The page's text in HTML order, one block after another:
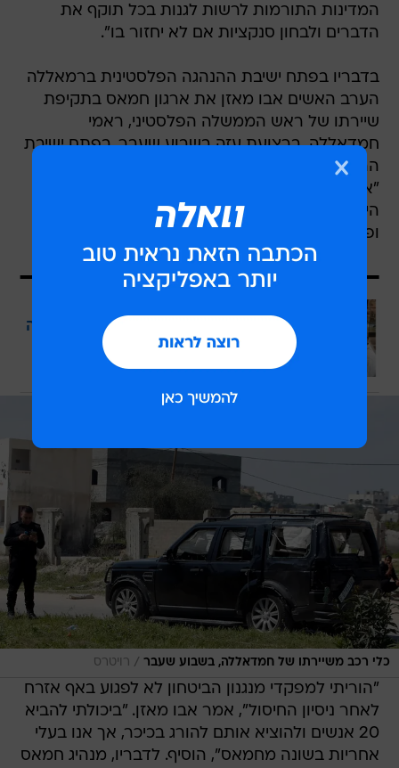
המדינות התורמות לרשות לגנות בכל תוקף את
הדברים ולבחון סנקציות אם לא יחזור בו".
בדבריו בפתח ישיבת ההנהגה הפלסטינית ברמאללה
הערב האשים אבו מאזן את ארגון חמאס בתקיפת
שיירתו של ראש הממשלה הפלסטיני, ראמי
חמדאללה, ברצועת עזה בשבוע שעבר. בפתח ישיבת
ההנהגה הפלסטינית ברמאללה, אמר אבו מאזן כי
"אם ניסיון החיסול של חמדאללה היה מצליח, הדבר
היה מוביל להשלכות הרסניות על העם הפלסטיני
ופותח את הדרך למלחמת אחים".
הצלחה אמיתית: שביעות רצון של למעלה
מ-94% בטיפולי הרזיה
בשיתוף אברהמסון
כלי רכב משיירתו של חמדאללה, בשבוע שעבר / רויטרס
"הוריתי למפקדי מנגנון הביטחון לא לפגוע באף אזרח
לאחר ניסיון החיסול", אמר אבו מאזן. "ביכולתי להביא
20 אנשים ולהוציא אותם להורג בכיכר, אך אנו בעלי
אחריות בשונה מחמאס", הוסיף. לדבריו, מנהיג חמאס